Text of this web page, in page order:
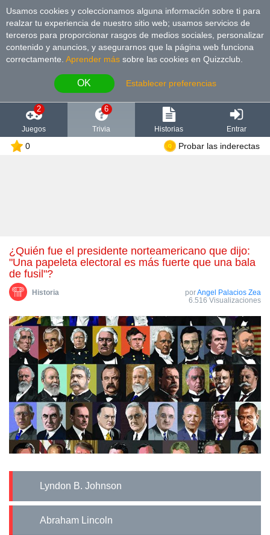
Usamos cookies y coleccionamos alguna información sobre ti para
realzar tu experiencia de nuestro sitio web; usamos servicios de
terceros para proporcionar rasgos de medios sociales, personalizar
contenido y anuncios, y asegurarnos que la página web funciona
correctamente. Aprender más sobre las cookies en Quizzclub.
OK Establecer preferencias
2
Juegos
6
Trivia Historias Entrar
0 Probar las inderectas
¿Quién fue el presidente norteamericano que dijo:
"Una papeleta electoral es más fuerte que una bala
de fusil"?
Historia porAngel Palacios Zea
6.516 Visualizaciones
Lyndon B. Johnson
Abraham Lincoln